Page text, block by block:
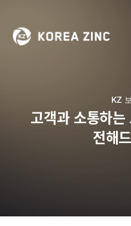
KZ
고객과 소통하
전해